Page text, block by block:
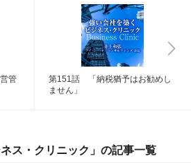
管
第151話 「納税猶予はお勧めし
ません」
ス・クリニック」の記事一覧